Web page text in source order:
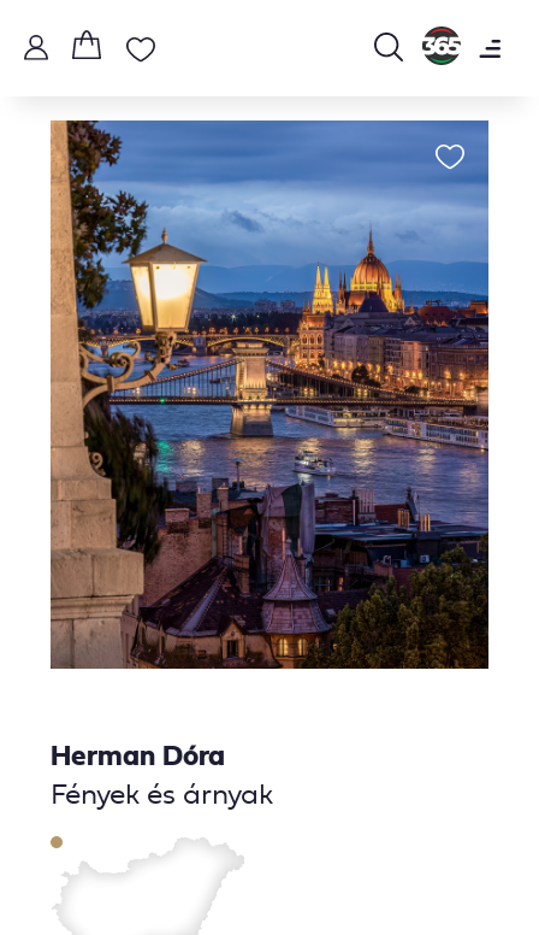
Herman Dóra
Fények és árnyak